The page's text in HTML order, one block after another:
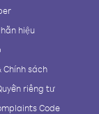
hiệu
Chính sách
riêng tư
Code